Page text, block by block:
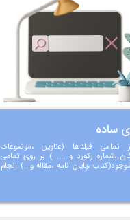
ساده
فیلدها (عناوین ،موضوعات
،شماره رکورد و .... ) بر روی تمامی
،پایان نامه ،مقاله و...) انجام